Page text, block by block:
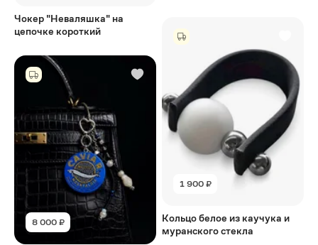
Чокер "Неваляшка" на
цепочке короткий
8 000 ₽
1 900 ₽
Кольцо белое из каучука и
муранского стекла